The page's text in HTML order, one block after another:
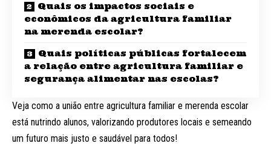
Quais os impactos sociais e
econômicos da agricultura familiar
na merenda escolar?
Quais políticas públicas fortalecem
a relação entre agricultura familiar e
segurança alimentar nas escolas?
Veja como a união entre agricultura familiar e merenda escolar
está nutrindo alunos, valorizando produtores locais e semeando
um futuro mais justo e saudável para todos!